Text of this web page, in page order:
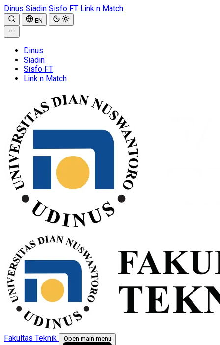
Dinus Siadin Sisfo FT Link n Match
EN
Dinus
Siadin
Sisfo FT
Link n Match
Fakultas Teknik Open main menu